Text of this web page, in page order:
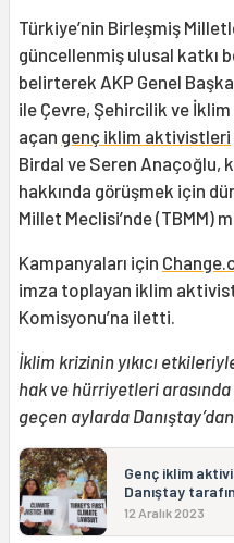
Türkiye’nin Birleşmiş
güncellenmiş ulusal katkı
belirterek AKP Genel
ile Çevre, Şehircilik ve İklim
açan genç iklim aktivistleri
Birdal ve Seren Anaçoğlu,
hakkında görüşmek için
Millet Meclisi’nde (TBMM)
Kampanyaları için
imza toplayan iklim
Komisyonu’na iletti.
İklim krizinin yıkıcı
hak ve hürriyetleri
geçen aylarda
Genç iklim
Danıştay
12 Aralık 2023